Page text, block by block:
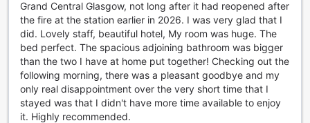
mieście.
W voco Grand Central-Glasgow goście mogą korzystać z
bezpłatnego Wi-Fi we wszystkich pokojach oraz w
przestrzeniach ogólnodostępnych, co ułatwia zarówno
pracę, jak i relaks. Ekspresowe zameldowanie i
wymeldowanie sprawia, że proces przybycia i opuszczenia
hotelu jest szybki i bezproblemowy. Dodatkowo, dostępna
jest przechowalnia bagażu, co pozwala na wygodne
eksplorowanie miasta nawet po wymeldowaniu. Codzienne
Grand Central Glasgow, not long after it had reopened after
the fire at the station earlier in 2026. I was very glad that I
did. Lovely staff, beautiful hotel, My room was huge. The
bed perfect. The spacious adjoining bathroom was bigger
than the two I have at home put together! Checking out the
following morning, there was a pleasant goodbye and my
only real disappointment over the very short time that I
stayed was that I didn't have more time available to enjoy
it. Highly recommended.